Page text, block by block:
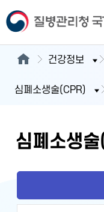
건강정보
심폐소생술(CPR)
심폐소생